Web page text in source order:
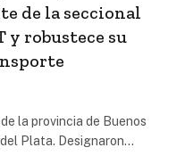
de la seccional
y robustece su
la provincia de Buenos
Plata. Designaron…